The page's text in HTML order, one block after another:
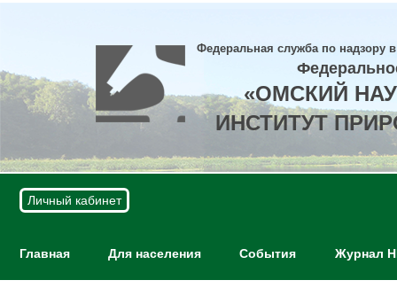
Федеральная служба по надзору
«ОМСКИЙ
ИНСТИТУТ
Личный кабинет
Главная Для населения События Журнал